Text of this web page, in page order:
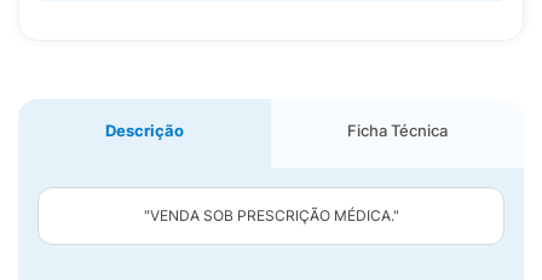
Descrição Ficha Técnica
"VENDA SOB PRESCRIÇÃO MÉDICA."